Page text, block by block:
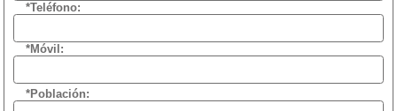
*Teléfono:
*Móvil:
*Población: